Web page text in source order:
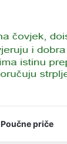
Poučne priče